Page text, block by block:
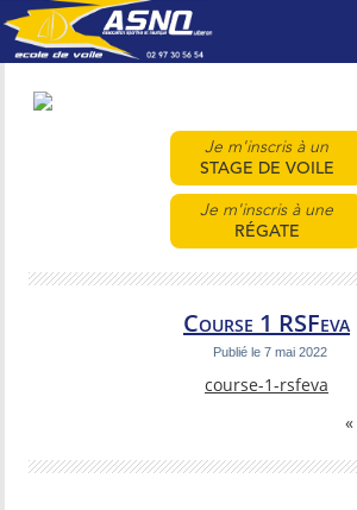
Je m'inscris à un
STAGE DE VOILE
Je m'inscris à une
RÉGATE
Course 1 RSFeva
Publié le 7 mai 2022
course-1-rsfeva
«